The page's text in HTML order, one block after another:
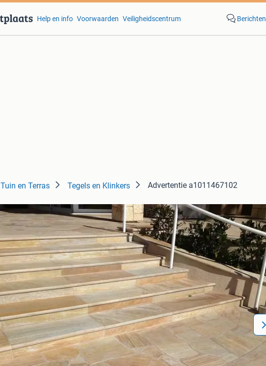
Help en info Voorwaarden Veiligheidscentrum Berichten
Tuin en Terras Tegels en Klinkers Advertentie a1011467102